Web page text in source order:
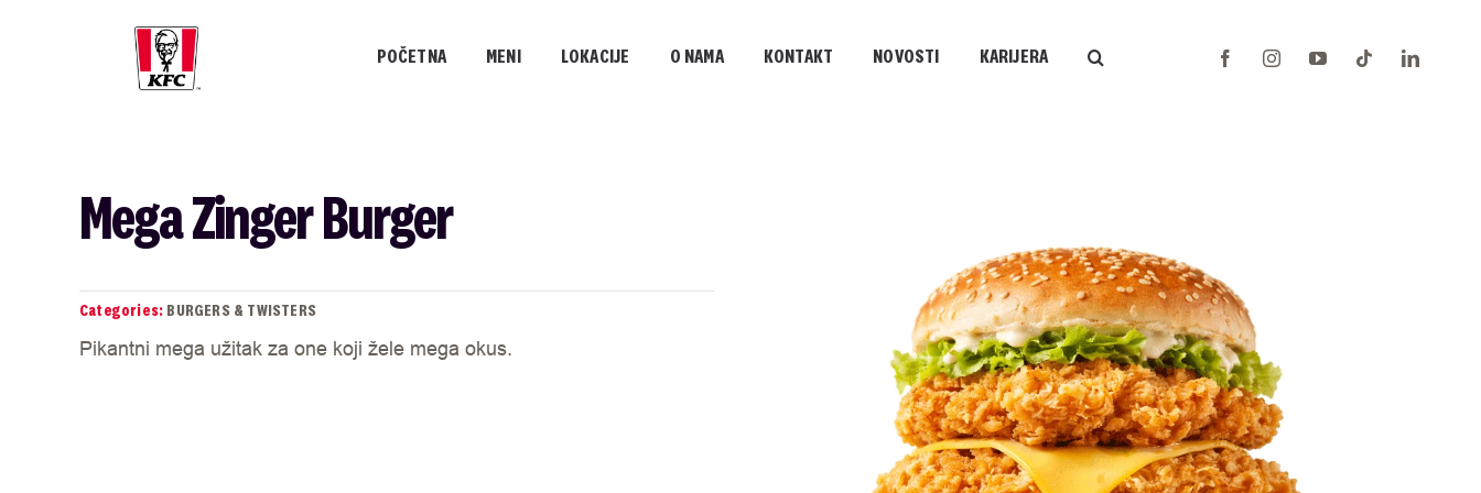
POČETNA MENI LOKACIJE O NAMA KONTAKT NOVOSTI KARIJERA
Mega Zinger Burger
Categories: BURGERS & TWISTERS
Pikantni mega užitak za one koji žele mega okus.